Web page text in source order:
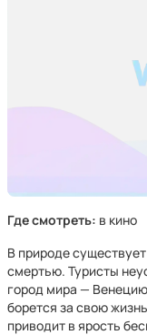
Где смотреть: в кино
В природе
смертью. Туристы
город мира —
борется за свою
приводит в ярость